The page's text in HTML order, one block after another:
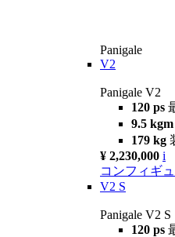
Panigale
V2
Panigale V2
120 ps
9.5 kgm
179 kg
¥ 2,230,000 i
コンフィギ
V2 S
Panigale V2 S
120 ps